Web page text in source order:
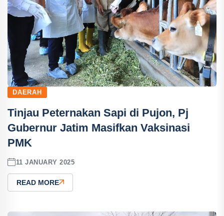
DAERAH
Tinjau Peternakan Sapi di Pujon, Pj
Gubernur Jatim Masifkan Vaksinasi
PMK
11 JANUARY 2025
READ MORE